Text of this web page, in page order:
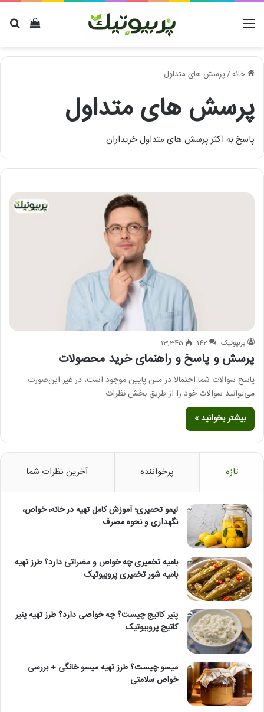
دیدن منو
خانه/پرسش های متداول
پرسش های متداول
پاسخ به اکثر پرسش های متداول خریداران
پربیوتیک 142
13,345
پرسش و پاسخ و راهنمای خرید محصولات
پاسخ سوالات شما احتمالا در متن پایین موجود است، در غیر این‌صورت
می‌توانید سوالات خود را از طریق بخش نظرات…
بیشتر بخوانید »
تازه پرخواننده آخرین نظرات شما
لیمو تخمیری؛ آموزش کامل تهیه در خانه، خواص،
نگهداری و نحوه مصرف
بامیه تخمیری چه خواص و مضراتی دارد؟ طرز تهیه
بامیه شور تخمیری پروبیوتیک
پنیر کاتیج چیست؟ چه خواصی دارد؟ طرز تهیه پنیر
کاتیج پروبیوتیک
میسو چیست؟ طرز تهیه میسو خانگی + بررسی
خواص سلامتی